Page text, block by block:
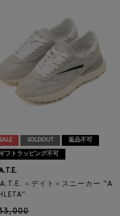
SALE SOLDOUT 返品不可
ギフトラッピング不可
＜デイト＞スニーカー “A